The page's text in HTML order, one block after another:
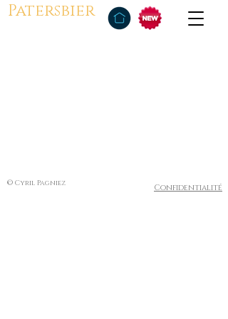
Patersbier
© Cyril Pagniez Confidentialité